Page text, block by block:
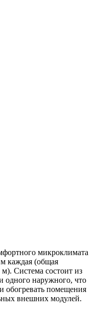
микроклимата
каждая (общая
Система состоит из
одного наружного, что
обогревать помещения
внешних модулей.